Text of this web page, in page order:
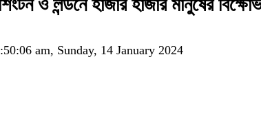
ও লন্ডনে হাজার হাজার মানুষের
am, Sunday, 14 January 2024